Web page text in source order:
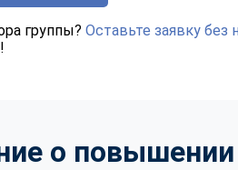
группы? Оставьте заявку без
о